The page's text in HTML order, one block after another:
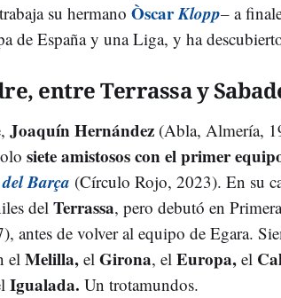
su hermano ÒscarKlopp– a
de España y una Liga, y ha
entre Terrassa y
Joaquín Hernández (Abla, Almería,
siete amistosos con el primer
Barça (Círculo Rojo, 2023). En su
del Terrassa, pero debutó en
antes de volver al equipo de Egara.
el Melilla, el Girona, el Europa, el
Igualada. Un trotamundos.